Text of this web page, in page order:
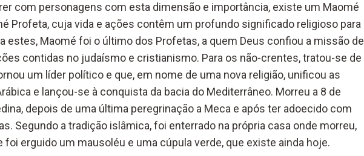
com personagens com esta dimensão e importância, existe um Maomé
Profeta, cuja vida e ações contêm um profundo significado religioso para
estes, Maomé foi o último dos Profetas, a quem Deus confiou a missão de
contidas no judaísmo e cristianismo. Para os não-crentes, tratou-se de
um líder político e que, em nome de uma nova religião, unificou as
e lançou-se à conquista da bacia do Mediterrâneo. Morreu a 8 de
depois de uma última peregrinação a Meca e após ter adoecido com
Segundo a tradição islâmica, foi enterrado na própria casa onde morreu,
erguido um mausoléu e uma cúpula verde, que existe ainda hoje.